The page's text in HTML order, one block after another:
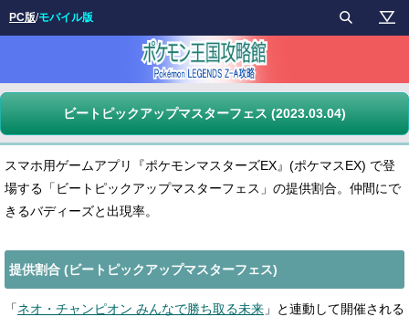
ビートピックアップマスターフェス (2023.03.04)
スマホ用ゲームアプリ『ポケモンマスターズEX』(ポケマスEX) で登
場する「ビートピックアップマスターフェス」の提供割合。仲間にで
きるバディーズと出現率。
提供割合 (ビートピックアップマスターフェス)
「ネオ・チャンピオン みんなで勝ち取る未来 」と連動して開催される
PC版/モバイル版